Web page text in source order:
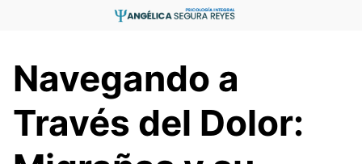
Navegando a
Través del Dolor: